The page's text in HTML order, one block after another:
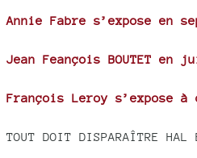
Annie Fabre s’expose en
Jean Feançois BOUTET
François Leroy s’expose
TOUT DOIT DISPARAÎTRE HAL